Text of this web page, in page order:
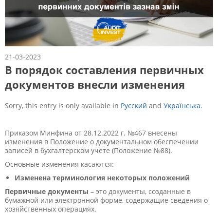
21-03-2023
В порядок составления первичных
документов внесли изменения
Sorry, this entry is only available in Русский and Українська.
Приказом Минфина от 28.12.2022 г. №467 внесены
изменения в Положение о документальном обеспечении
записей в бухгалтерском учете (Положение №88).
Основные изменения касаются:
Изменена терминология некоторых положений
Первичные документы – это документы, созданные в
бумажной или электронной форме, содержащие сведения о
хозяйственных операциях.